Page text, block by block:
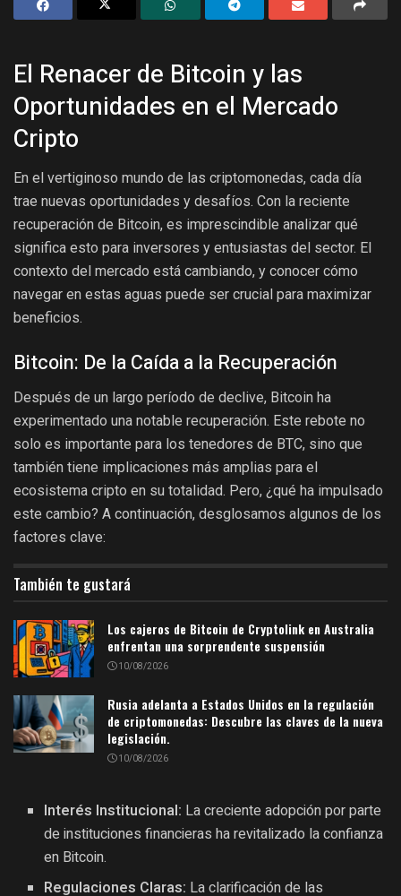
El Renacer de Bitcoin y las
Oportunidades en el Mercado
Cripto
En el vertiginoso mundo de las criptomonedas, cada día
trae nuevas oportunidades y desafíos. Con la reciente
recuperación de Bitcoin, es imprescindible analizar qué
significa esto para inversores y entusiastas del sector. El
contexto del mercado está cambiando, y conocer cómo
navegar en estas aguas puede ser crucial para maximizar
beneficios.
Bitcoin: De la Caída a la Recuperación
Después de un largo período de declive, Bitcoin ha
experimentado una notable recuperación. Este rebote no
solo es importante para los tenedores de BTC, sino que
también tiene implicaciones más amplias para el
ecosistema cripto en su totalidad. Pero, ¿qué ha impulsado
este cambio? A continuación, desglosamos algunos de los
factores clave:
También te gustará
Los cajeros de Bitcoin de Cryptolink en Australia
enfrentan una sorprendente suspensión
10/08/2026
Rusia adelanta a Estados Unidos en la regulación
de criptomonedas: Descubre las claves de la nueva
legislación.
10/08/2026
Interés Institucional: La creciente adopción por parte
de instituciones financieras ha revitalizado la confianza
en Bitcoin.
Regulaciones Claras: La clarificación de las